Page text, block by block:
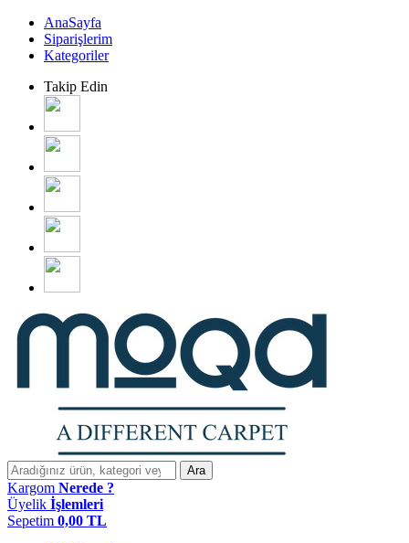
AnaSayfa
Siparişlerim
Kategoriler
Takip Edin
Ara
Kargom Nerede ?
Üyelik İşlemleri
Sepetim 0,00 TL